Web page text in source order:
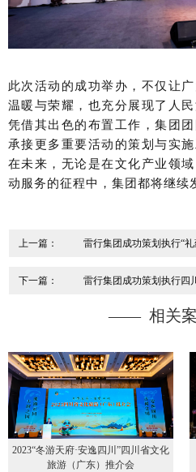
此次活动的成功举办，不仅让
温暖与荣耀，也充分展现了人
凭借其出色的布置工作，集团
承接更多重要活动的策划与实
在未来，无论是在文化产业领
动服务的征程中，集团都将继续
上一篇： 雷行集团成功策划执行“
下一篇：
雷行集团成功策划执行四
吧”2025年新春团拜会
—— 相关
2023“冬游天府·安逸四川”四川省文化
旅游（广东）推介会